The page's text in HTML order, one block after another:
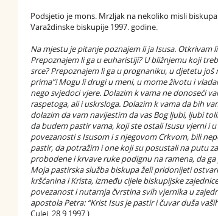
Podsjetio je mons. Mrzljak na nekoliko misli
Varaždinske biskupije 1997. godine.
Na mjestu je pitanje poznajem li ja Isusa. Otkrivam
Prepoznajem li ga u euharistiji? U bližnjemu koji
srce? Prepoznajem li ga u prognaniku, u djetetu
prima”! Mogu li drugi u meni, u mome životu i
nego svjedoci vjere. Dolazim k vama ne donoseći
raspetoga, ali i uskrsloga. Dolazim k vama da bih
dolazim da vam navijestim da vas Bog ljubi, ljubi
da budem pastir vama, koji ste ostali Isusu vjerni i
povezanosti s Isusom i s njegovom Crkvom, bili
pastir, da potražim i one koji su posustali na putu
probodene i krvave ruke podignu na ramena, da
Moja pastirska služba biskupa želi pridonijeti
kršćanina i Krista, između cijele biskupijske
povezanost i nutarnja čvrstina svih vjernika u
apostola Petra: “Krist Isus je pastir i čuvar duša
Culej, 28.9.1997.)